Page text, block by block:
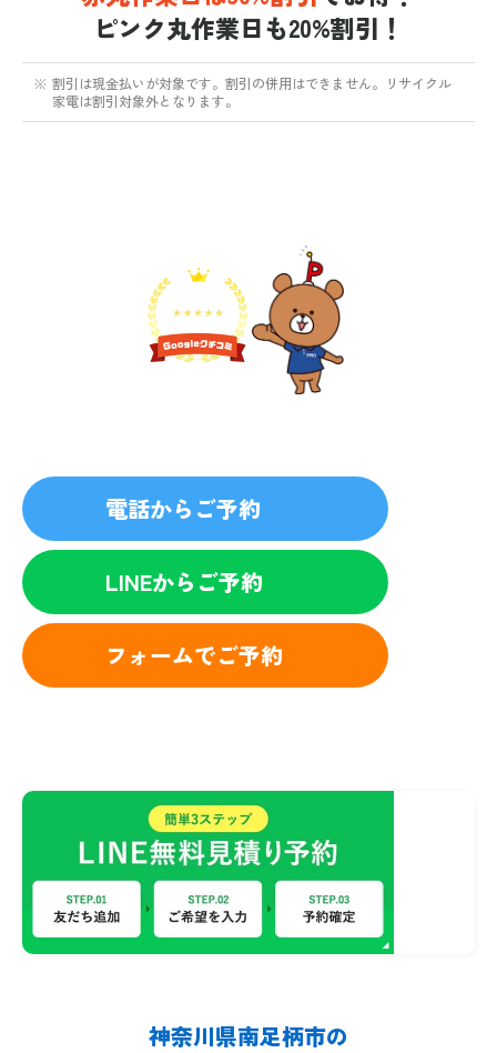
ピンク丸作業日も20%割引！
※ 割引は現金払いが対象です。割引の併用はできません。リサイクル
家電は割引対象外となります。
電話からご予約
LINEからご予約
フォームでご予約
神奈川県南足柄市の